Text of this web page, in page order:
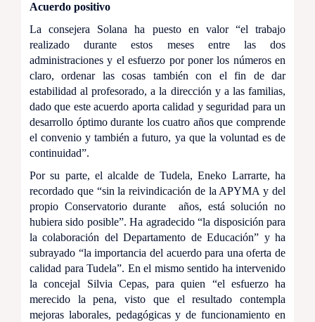
Acuerdo positivo
La consejera Solana ha puesto en valor “el trabajo
realizado durante estos meses entre las dos
administraciones y el esfuerzo por poner los números en
claro, ordenar las cosas también con el fin de dar
estabilidad al profesorado, a la dirección y a las familias,
dado que este acuerdo aporta calidad y seguridad para un
desarrollo óptimo durante los cuatro años que comprende
el convenio y también a futuro, ya que la voluntad es de
continuidad”.
Por su parte, el alcalde de Tudela, Eneko Larrarte, ha
recordado que “sin la reivindicación de la APYMA y del
propio Conservatorio durante años, está solución no
hubiera sido posible”. Ha agradecido “la disposición para
la colaboración del Departamento de Educación” y ha
subrayado “la importancia del acuerdo para una oferta de
calidad para Tudela”. En el mismo sentido ha intervenido
la concejal Silvia Cepas, para quien “el esfuerzo ha
merecido la pena, visto que el resultado contempla
mejoras laborales, pedagógicas y de funcionamiento en